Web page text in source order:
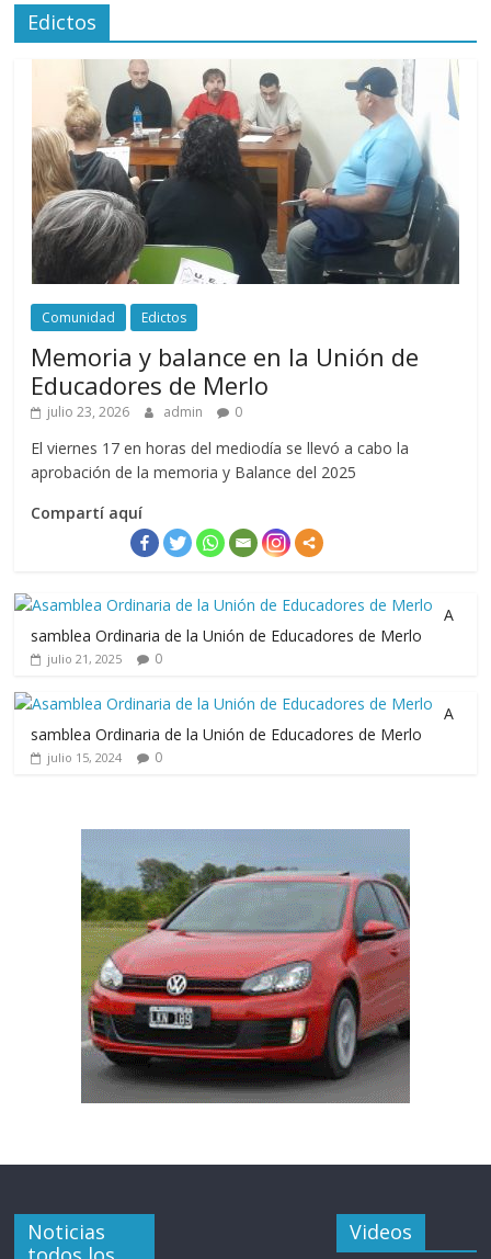
Edictos
Comunidad Edictos
Memoria y balance en la Unión de
Educadores de Merlo
julio 23, 2026 admin 0
El viernes 17 en horas del mediodía se llevó a cabo la
aprobación de la memoria y Balance del 2025
Compartí aquí
A
samblea Ordinaria de la Unión de Educadores de Merlo
julio 21, 2025 0
A
samblea Ordinaria de la Unión de Educadores de Merlo
julio 15, 2024 0
Noticias
Videos